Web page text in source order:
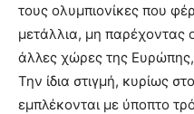
τους ολυμπιονίκες που
μετάλλια, μη παρέχοντας
άλλες χώρες της Ευρώπης,
Την ίδια στιγμή, κυρίως
εμπλέκονται με ύποπτο